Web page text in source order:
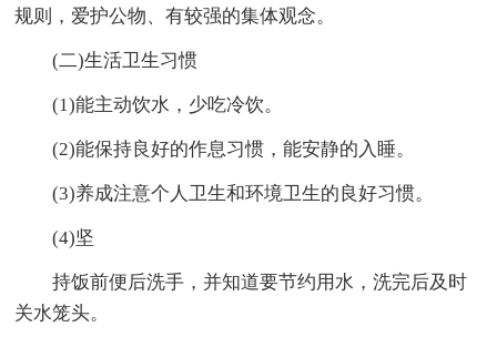
规则，爱护公物、有较强的集体观念。
(二)生活卫生习惯
(1)能主动饮水，少吃冷饮。
(2)能保持良好的作息习惯，能安静的入睡。
(3)养成注意个人卫生和环境卫生的良好习惯。
(4)坚
持饭前便后洗手，并知道要节约用水，洗完后及时
关水笼头。